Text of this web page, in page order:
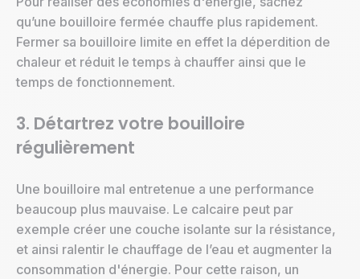
qu’une bouilloire fermée chauffe plus rapidement.
Fermer sa bouilloire limite en effet la déperdition de
chaleur et réduit le temps à chauffer ainsi que le
temps de fonctionnement.
3. Détartrez votre bouilloire
régulièrement
Une bouilloire mal entretenue a une performance
beaucoup plus mauvaise. Le calcaire peut par
exemple créer une couche isolante sur la résistance,
et ainsi ralentir le chauffage de l’eau et augmenter la
consommation d'énergie. Pour cette raison, un